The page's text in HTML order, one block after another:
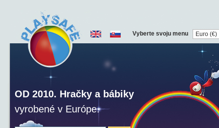
OD 2010. Hračky a bábiky
vyrobené v Európe.
Vyberte svoju menu